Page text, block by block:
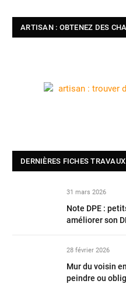
ARTISAN : OBTENEZ DES
DERNIÈRES FICHES TRAVAUX
31 mars 2026
Note DPE :
améliorer son
28 février 2026
Mur du voisin
peindre ou